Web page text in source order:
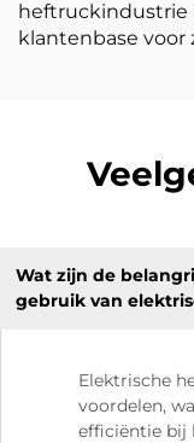
heftruckindustrie
klantenbase voor
Wat zijn de
gebruik van
Elektrische
voordelen,
efficiëntie bij